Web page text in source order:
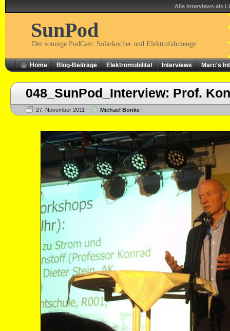
Alle Interviews als
SunPod
Der sonnige PodCast: Solarkocher und Elektrofahrzeuge
Home Blog-Beiträge Elektromobilität Interviews Marc's
048_SunPod_Interview: Prof.
27. November 2011 Michael Bonke